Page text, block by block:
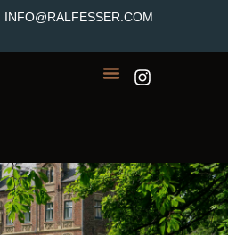
INFO@RALFESSER.COM